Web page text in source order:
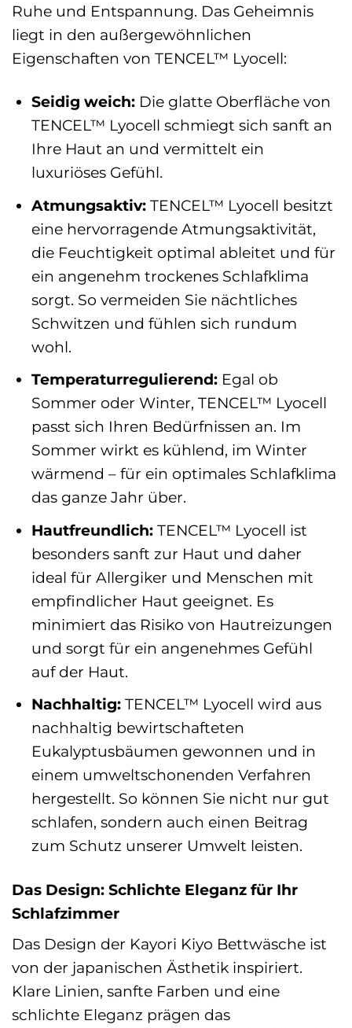
Ruhe und Entspannung. Das Geheimnis
liegt in den außergewöhnlichen
Eigenschaften von TENCEL™ Lyocell:
Seidig weich: Die glatte Oberfläche von
TENCEL™ Lyocell schmiegt sich sanft an
Ihre Haut an und vermittelt ein
luxuriöses Gefühl.
Atmungsaktiv: TENCEL™ Lyocell besitzt
eine hervorragende Atmungsaktivität,
die Feuchtigkeit optimal ableitet und für
ein angenehm trockenes Schlafklima
sorgt. So vermeiden Sie nächtliches
Schwitzen und fühlen sich rundum
wohl.
Temperaturregulierend: Egal ob
Sommer oder Winter, TENCEL™ Lyocell
passt sich Ihren Bedürfnissen an. Im
Sommer wirkt es kühlend, im Winter
wärmend – für ein optimales Schlafklima
das ganze Jahr über.
Hautfreundlich: TENCEL™ Lyocell ist
besonders sanft zur Haut und daher
ideal für Allergiker und Menschen mit
empfindlicher Haut geeignet. Es
minimiert das Risiko von Hautreizungen
und sorgt für ein angenehmes Gefühl
auf der Haut.
Nachhaltig: TENCEL™ Lyocell wird aus
nachhaltig bewirtschafteten
Eukalyptusbäumen gewonnen und in
einem umweltschonenden Verfahren
hergestellt. So können Sie nicht nur gut
schlafen, sondern auch einen Beitrag
zum Schutz unserer Umwelt leisten.
Das Design: Schlichte Eleganz für Ihr
Schlafzimmer
Das Design der Kayori Kiyo Bettwäsche ist
von der japanischen Ästhetik inspiriert.
Klare Linien, sanfte Farben und eine
schlichte Eleganz prägen das